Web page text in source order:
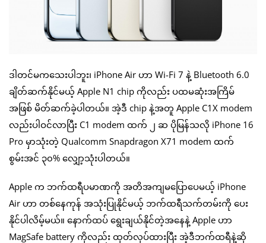
ဒါတင်မကသေးပါဘူး၊ iPhone Air ဟာ Wi-Fi 7 နဲ့ Bluetooth 6.0
ချိတ်ဆက်နိုင်မယ့် Apple N1 chip ကိုလည်း ပထမဆုံးအကြိမ်
အဖြစ် မိတ်ဆက်ခဲ့ပါတယ်။ အဲ့ဒီ chip နဲ့အတူ Apple C1X modem
လည်းပါဝင်လာပြီး C1 modem ထက် ၂ ဆ ပိုမြန်သလို iPhone 16
Pro မှာသုံးတဲ့ Qualcomm Snapdragon X71 modem ထက်
စွမ်းအင် ၃၀% လျှော့သုံးပါတယ်။
Apple က ဘက်ထရီပမာဏကို အတိအကျမပြောပေမယ့် iPhone
Air ဟာ တစ်နေကုန် အသုံးပြုနိုင်မယ့် ဘက်ထရီသက်တမ်းကို ပေး
နိုင်ပါလိမ့်မယ်။ နောက်ထပ် ရွေးချယ်နိုင်တဲ့အနေနဲ့ Apple ဟာ
MagSafe battery ကိုလည်း ထုတ်လုပ်ထားပြီး အဲ့ဒီဘက်ထရီနဲ့ဆို